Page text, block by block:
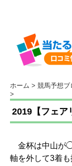
ホーム > 競馬予想ブ
>
2019【フェア
金杯は中山が
軸を外して3着